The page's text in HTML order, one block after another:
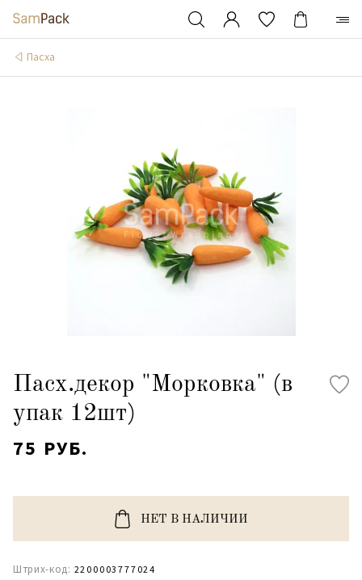
Пасха
Пасх.декор "Морковка" (в
упак 12шт)
75 РУБ.
НЕТ В НАЛИЧИИ
Штрих-код: 2200003777024